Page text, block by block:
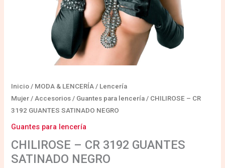
Inicio / MODA & LENCERÍA / Lencería
Mujer / Accesorios / Guantes para lencería / CHILIROSE – CR
3192 GUANTES SATINADO NEGRO
Guantes para lencería
CHILIROSE – CR 3192 GUANTES
SATINADO NEGRO